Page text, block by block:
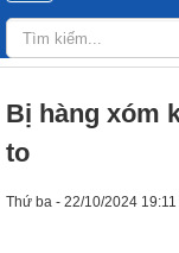
Bị hàng xóm
to
Thứ ba - 22/10/2024 19:11